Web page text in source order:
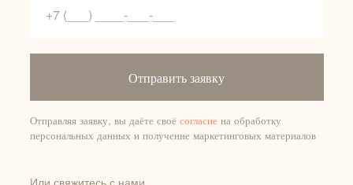
Отправить заявку
Отправляя заявку, вы даёте своё согласиена обработку
персональных данных и получение маркетинговых материалов